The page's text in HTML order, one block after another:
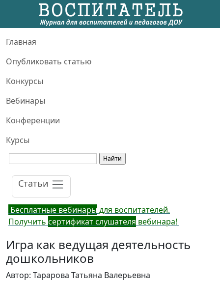
Главная
Опубликовать статью
Конкурсы
Вебинары
Конференции
Курсы
Статьи
Бесплатные вебинарыдля воспитателей.
Получить сертификат слушателя вебинара!
Игра как ведущая деятельность
дошкольников
Автор: Тарарова Татьяна Валерьевна